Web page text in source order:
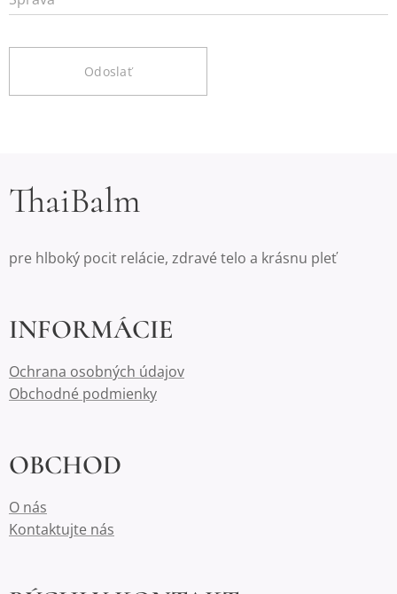
Odoslať
ThaiBalm
pre hlboký pocit relácie, zdravé telo a krásnu pleť
INFORMÁCIE
Ochrana osobných údajov
Obchodné podmienky
OBCHOD
O nás
Kontaktujte nás